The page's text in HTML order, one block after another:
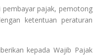
pembayar pajak, pemotong
ketentuan peraturan
kepada Wajib Pajak